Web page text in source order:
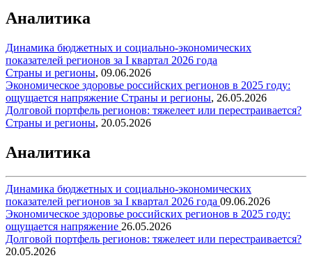
Аналитика
Динамика бюджетных и социально-экономических
показателей регионов за I квартал 2026 года
Страны и регионы, 09.06.2026
Экономическое здоровье российских регионов в 2025 году:
ощущается напряжение Страны и регионы, 26.05.2026
Долговой портфель регионов: тяжелеет или перестраивается?
Страны и регионы, 20.05.2026
Аналитика
Динамика бюджетных и социально-экономических
показателей регионов за I квартал 2026 года 09.06.2026
Экономическое здоровье российских регионов в 2025 году:
ощущается напряжение 26.05.2026
Долговой портфель регионов: тяжелеет или перестраивается?
20.05.2026